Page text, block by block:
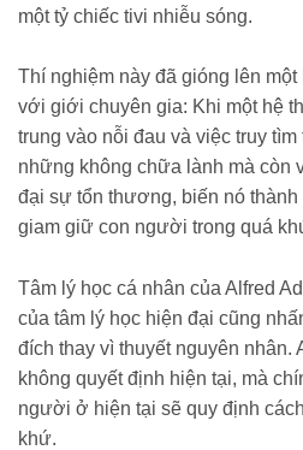
một tỷ chiếc tivi nhiễu sóng.
Thí nghiệm này đã gióng lên
với giới chuyên gia: Khi một hệ
trung vào nỗi đau và việc truy
những không chữa lành mà còn
đại sự tổn thương, biến nó thành
giam giữ con người trong quá
Tâm lý học cá nhân của Alfred
của tâm lý học hiện đại cũng
đích thay vì thuyết nguyên nhân.
không quyết định hiện tại, mà
người ở hiện tại sẽ quy định
khứ.